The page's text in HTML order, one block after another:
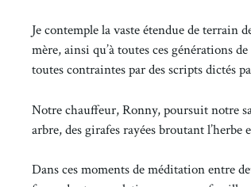
Je contemple la vaste étendue de terrain
mère, ainsi qu’à toutes ces générations
toutes contraintes par des scripts dictés
Notre chauffeur, Ronny, poursuit notre
arbre, des girafes rayées broutant l’herbe
Dans ces moments de méditation entre